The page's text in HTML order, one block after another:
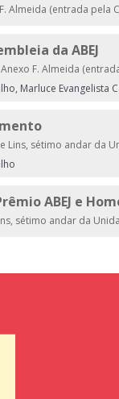
Almeida (entrada pela
da ABEJ
F. Almeida
Marluce Evangelista
Lins, sétimo andar da
ABEJ e
sétimo andar da